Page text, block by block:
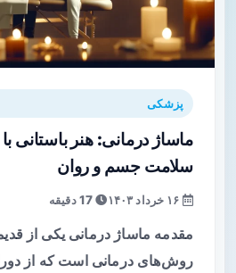
پزشکی
ماساژ درمانی: هنر باستانی
سلامت جسم و روان
17 دقیقه
مقدمه ماساژ درمانی یکی از
روش‌های درمانی است که از